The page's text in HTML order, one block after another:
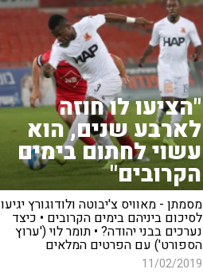
"הציעו לו חוזה
לארבע שנים, הוא
עשוי לחתום בימים
הקרובים"
מסמתן - מאוויס צ'יבוטה ולודוגורץ יגיעו
לסיכום ביניהם בימים הקרובים • כיצד
נערכים בבני יהודה? • תומר לוי ('ערוץ
הספורט') עם הפרטים המלאים
11/02/2019